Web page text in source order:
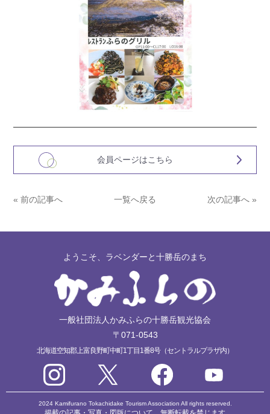
会員ページはこちら
« 前の記事へ 一覧へ戻る 次の記事へ »
ようこそ、ラベンダーと十勝岳のまち
一般社団法人かみふらの十勝岳観光協会
〒071-0543
北海道空知郡上富良野町中町1丁目1番8号（セントラルプラザ内）
2024 Kamifurano Tokachidake Tourism Association All rights reserved.